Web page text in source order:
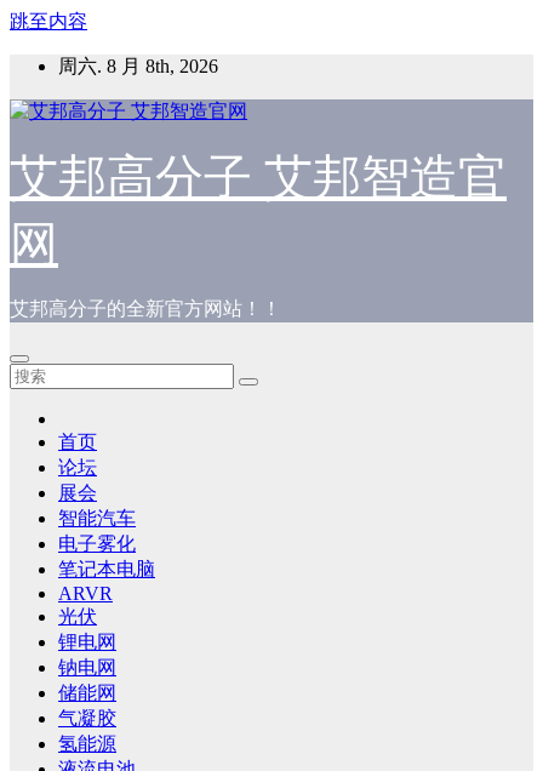
跳至内容
周六. 8 月 8th, 2026
艾邦高分子 艾邦智造官
网
艾邦高分子的全新官方网站！！
首页
论坛
展会
智能汽车
电子雾化
笔记本电脑
ARVR
光伏
锂电网
钠电网
储能网
气凝胶
氢能源